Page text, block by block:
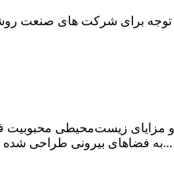
توجه برای شرکت های صنعت
زیست‌محیطی محبوبیت
به فضاهای بیرونی طراحی شده اند که آنها را به یک راه حل روشنایی پایدار و مقرون به صرفه تبدیل می کند.به عنوان تکنو...